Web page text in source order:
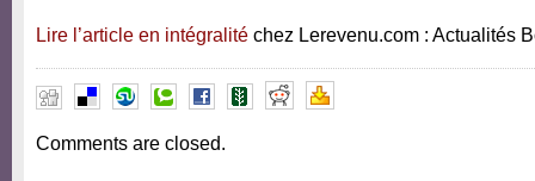
Lire l’article en intégralité chez Lerevenu.com : Actualités
Comments are closed.